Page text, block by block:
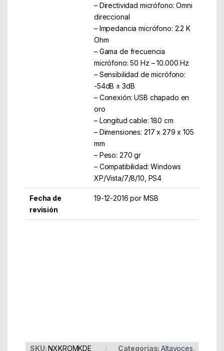
– Directividad micrófono: Omni
direccional
– Impedancia micrófono: 2.2 K
Ohm
– Gama de frecuencia
micrófono: 50 Hz – 10.000 Hz
– Sensibilidad de micrófono:
-54dB ± 3dB
– Conexión: USB chapado en
oro
– Longitud cable: 180 cm
– Dimensiones: 217 x 279 x 105
mm
– Peso: 270 gr
– Compatibilidad: Windows
XP/Vista/7/8/10, PS4
Fecha de
revisión
19-12-2016 por MSB
SKU: NXKROMKDE Categorías:Altavoces,